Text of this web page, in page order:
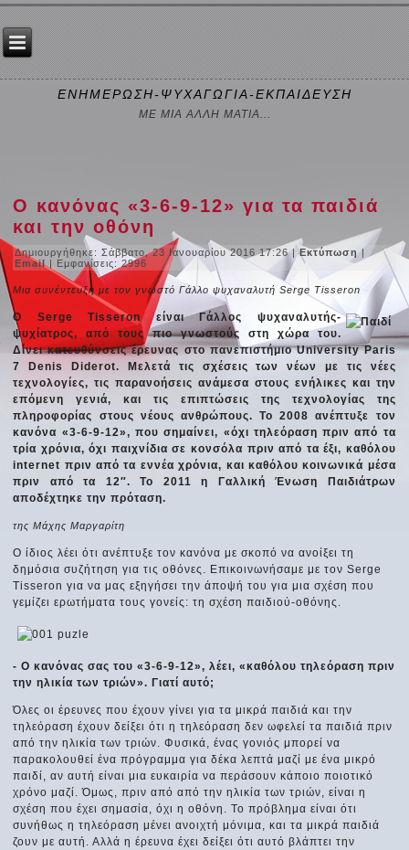
ΕΝΗΜΕΡΩΣΗ-ΨΥΧΑΓΩΓΙΑ-ΕΚΠΑΙΔΕΥΣΗ
ΜΕ ΜΙΑ ΑΛΛΗ ΜΑΤΙΑ...
Ο κανόνας «3-6-9-12» για τα παιδιά
και την οθόνη
Δημιουργήθηκε: Σάββατο, 23 Ιανουαρίου 2016 17:26|Εκτύπωση|
Email | Εμφανίσεις: 2996
Μια συνέντευξη με τον γνωστό Γάλλο ψυχαναλυτή Serge Tisseron
Ο Serge Tisseron είναι Γάλλος ψυχαναλυτής-
ψυχίατρος, από τους πιο γνωστούς στη χώρα του.
Δίνει κατευθύνσεις έρευνας στο πανεπιστήμιο University Paris
7 Denis Diderot. Μελετά τις σχέσεις των νέων με τις νέες
τεχνολογίες, τις παρανοήσεις ανάμεσα στους ενήλικες και την
επόμενη γενιά, και τις επιπτώσεις της τεχνολογίας της
πληροφορίας στους νέους ανθρώπους. Το 2008 ανέπτυξε τον
κανόνα «3-6-9-12», που σημαίνει, «όχι τηλεόραση πριν από τα
τρία χρόνια, όχι παιχνίδια σε κονσόλα πριν από τα έξι, καθόλου
internet πριν από τα εννέα χρόνια, και καθόλου κοινωνικά μέσα
πριν από τα 12″. Το 2011 η Γαλλική Ένωση Παιδιάτρων
αποδέχτηκε την πρόταση.
της Μάχης Μαργαρίτη
Ο ίδιος λέει ότι ανέπτυξε τον κανόνα με σκοπό να ανοίξει τη
δημόσια συζήτηση για τις οθόνες. Επικοινωνήσαμε με τον Serge
Tisseron για να μας εξηγήσει την άποψή του για μια σχέση που
γεμίζει ερωτήματα τους γονείς: τη σχέση παιδιού-οθόνης.
- Ο κανόνας σας του «3-6-9-12», λέει, «καθόλου τηλεόραση πριν
την ηλικία των τριών». Γιατί αυτό;
Όλες οι έρευνες που έχουν γίνει για τα μικρά παιδιά και την
τηλεόραση έχουν δείξει ότι η τηλεόραση δεν ωφελεί τα παιδιά πριν
από την ηλικία των τριών. Φυσικά, ένας γονιός μπορεί να
παρακολουθεί ένα πρόγραμμα για δέκα λεπτά μαζί με ένα μικρό
παιδί, αν αυτή είναι μια ευκαιρία να περάσουν κάποιο ποιοτικό
χρόνο μαζί. Όμως, πριν από από την ηλικία των τριών, είναι η
σχέση που έχει σημασία, όχι η οθόνη. Το πρόβλημα είναι ότι
συνήθως η τηλεόραση μένει ανοιχτή μόνιμα, και τα μικρά παιδιά
ζουν με αυτή. Αλλά η έρευνα έχει δείξει ότι αυτό βλάπτει την